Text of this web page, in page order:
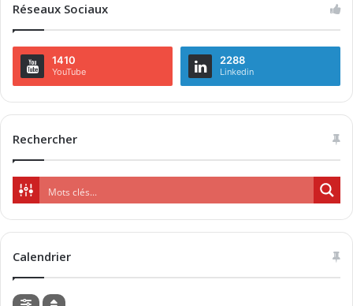
Réseaux Sociaux
1410
YouTube
2288
Linkedin
Rechercher
Calendrier